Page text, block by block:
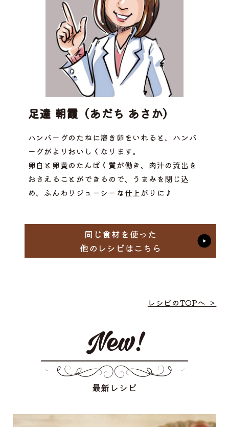
足達 朝霞（あだち あさか）
ハンバーグのたねに溶き卵をいれると、ハンバ
ーグがよりおいしくなります。
卵白と卵黄のたんぱく質が働き、肉汁の流出を
おさえることができるので、うまみを閉じ込
め、ふんわりジューシーな仕上がりに♪
同じ食材を使った
他のレシピはこちら
レシピのTOPへ ＞
最新レシピ